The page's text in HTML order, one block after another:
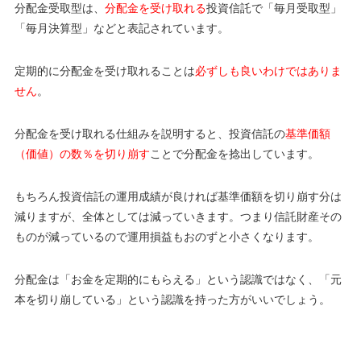
分配金受取型は、 分配金を受け取れる投資信託で「毎月受取型」
「毎月決算型」などと表記されています。
定期的に分配金を受け取れることは必ずしも良いわけではありま
せん。
分配金を受け取れる仕組みを説明すると、投資信託の基準価額
（価値）の数％を切り崩すことで分配金を捻出しています。
もちろん投資信託の運用成績が良ければ基準価額を切り崩す分は
減りますが、全体としては減っていきます。つまり信託財産その
ものが減っているので運用損益もおのずと小さくなります。
分配金は「お金を定期的にもらえる」という認識ではなく、「元
本を切り崩している」という認識を持った方がいいでしょう。